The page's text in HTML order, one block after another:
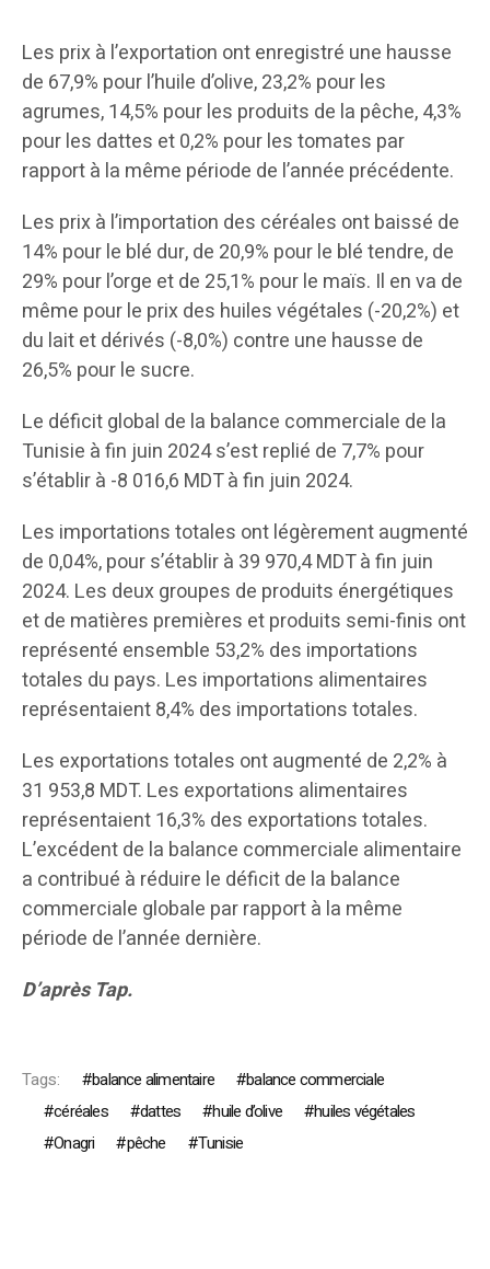
Les prix à l’exportation ont enregistré une hausse
de 67,9% pour l’huile d’olive, 23,2% pour les
agrumes, 14,5% pour les produits de la pêche, 4,3%
pour les dattes et 0,2% pour les tomates par
rapport à la même période de l’année précédente.
Les prix à l’importation des céréales ont baissé de
14% pour le blé dur, de 20,9% pour le blé tendre, de
29% pour l’orge et de 25,1% pour le maïs. Il en va de
même pour le prix des huiles végétales (-20,2%) et
du lait et dérivés (-8,0%) contre une hausse de
26,5% pour le sucre.
Le déficit global de la balance commerciale de la
Tunisie à fin juin 2024 s’est replié de 7,7% pour
s’établir à -8 016,6 MDT à fin juin 2024.
Les importations totales ont légèrement augmenté
de 0,04%, pour s’établir à 39 970,4 MDT à fin juin
2024. Les deux groupes de produits énergétiques
et de matières premières et produits semi-finis ont
représenté ensemble 53,2% des importations
totales du pays. Les importations alimentaires
représentaient 8,4% des importations totales.
Les exportations totales ont augmenté de 2,2% à
31 953,8 MDT. Les exportations alimentaires
représentaient 16,3% des exportations totales.
L’excédent de la balance commerciale alimentaire
a contribué à réduire le déficit de la balance
commerciale globale par rapport à la même
période de l’année dernière.
D’après Tap.
Tags: balance alimentaire
balance commerciale
céréales
dattes huile d’olive
huiles végétales
Onagri
pêche Tunisie